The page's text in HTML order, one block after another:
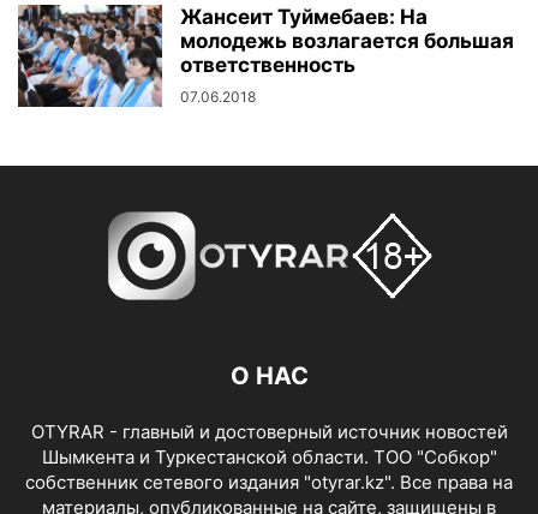
Жансеит Туймебаев: На
молодежь возлагается большая
ответственность
07.06.2018
О НАС
OTYRAR - главный и достоверный источник новостей
Шымкента и Туркестанской области. ТОО "Собкор"
собственник сетевого издания "otyrar.kz". Все права на
материалы, опубликованные на сайте, защищены в